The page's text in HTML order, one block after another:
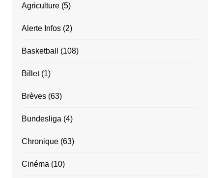
Agriculture(5)
Alerte Infos(2)
Basketball (108)
Billet(1)
Brèves(63)
Bundesliga (4)
Chronique(63)
Cinéma (10)